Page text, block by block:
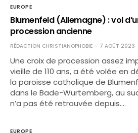
EUROPE
Blumenfeld (Allemagne) : vol
procession ancienne
RÉDACTION CHRISTIANOPHOBIE 7 AOÛT 2023
Une croix de procession assez
vieille de 110 ans, a été volée en
la paroisse catholique de
dans le Bade-Wurtemberg, au
n’a pas été retrouvée depuis.…
EUROPE